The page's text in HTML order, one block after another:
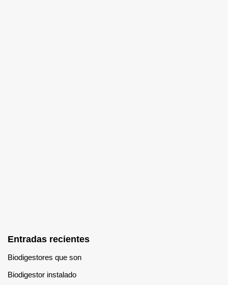
Entradas recientes
Biodigestores que son
Biodigestor instalado